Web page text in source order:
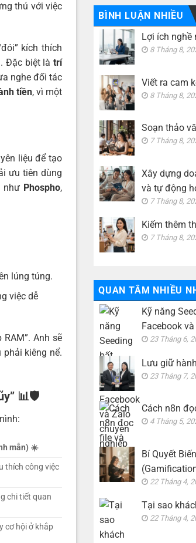
thú với việc
kích thích
Đặc biệt là trí
nghe đối tác
tiền, vì một
liệu để tạo
ưu tiên dùng
như Phospho,
lúng túng.
việc dễ
Anh sẽ
kiêng nể.
📊🛡️
mẫn) ☀️
thích công việc
chi tiết quan
cơ hội ở khắp
nghiệp
tự
vận
hành
động
quy
trình
ở
Kiếm
thêm
thu
nhập
BÌNH LUẬN NHIỀU
Lợi ích nghề
8 Tháng 8,
Viết ra cam
8 Tháng 8,
Soạn thảo
7 Tháng 8,
Xây dựng
và tự động
7 Tháng 8,
Kiếm thêm
7 Tháng 8,
QUAN TÂM NHIỀU
Kỹ năng
Facebook
23 Tháng 6,
Lưu giữ
23 Tháng 7,
Cách n8n
4 Tháng 5,
Bí Quyết
22 Tháng 4,
Tại sao
22 Tháng 4,